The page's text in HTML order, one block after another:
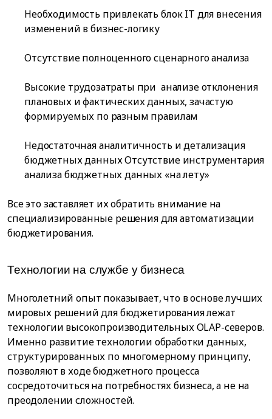
Необходимость привлекать блок IT для внесения
изменений в бизнес-логику
Отсутствие полноценного сценарного анализа
Высокие трудозатраты при анализе отклонения
плановых и фактических данных, зачастую
формируемых по разным правилам
Недостаточная аналитичность и детализация
бюджетных данных Отсутствие инструментария
анализа бюджетных данных «на лету»
Все это заставляет их обратить внимание на
специализированные решения для автоматизации
бюджетирования.
Технологии на службе у бизнеса
Многолетний опыт показывает, что в основе лучших
мировых решений для бюджетирования лежат
технологии высокопроизводительных OLAP-северов.
Именно развитие технологии обработки данных,
структурированных по многомерному принципу,
позволяют в ходе бюджетного процесса
сосредоточиться на потребностях бизнеса, а не на
преодолении сложностей.